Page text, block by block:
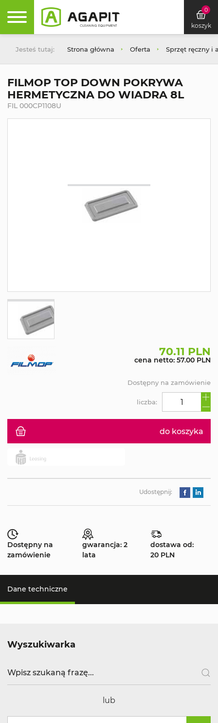
0
koszyk
Jesteś tutaj: Strona główna Oferta Sprzęt ręczny i
FILMOP TOP DOWN POKRYWA
HERMETYCZNA DO WIADRA 8L
FIL 000CP1108U
70.11 PLN
cena netto: 57.00 PLN
do koszyka
liczba:
Dostępny na zamówienie
Udostępnij:
Dostępny na
zamówienie
gwarancja: 2
lata
dostawa od:
20 PLN
Dane techniczne
Wyszukiwarka
lub